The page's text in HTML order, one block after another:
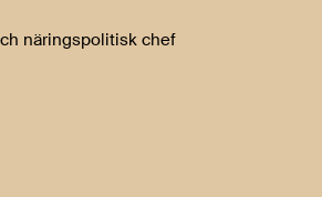
näringspolitisk chef